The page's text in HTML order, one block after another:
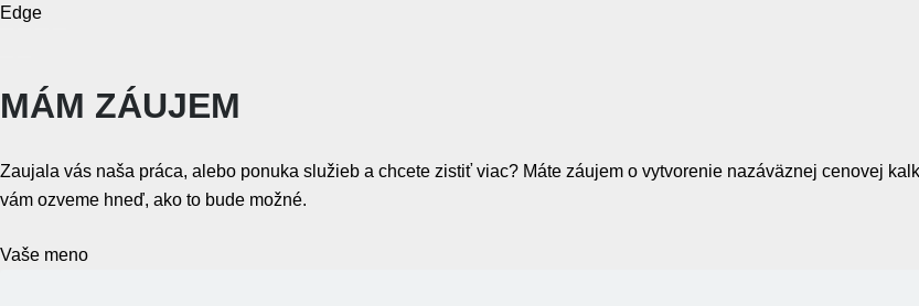
Edge
MÁM ZÁUJEM
Zaujala vás naša práca, alebo ponuka služieb a chcete zistiť viac? Máte záujem o vytvorenie nazáväznej cenovej
vám ozveme hneď, ako to bude možné.
Vaše meno